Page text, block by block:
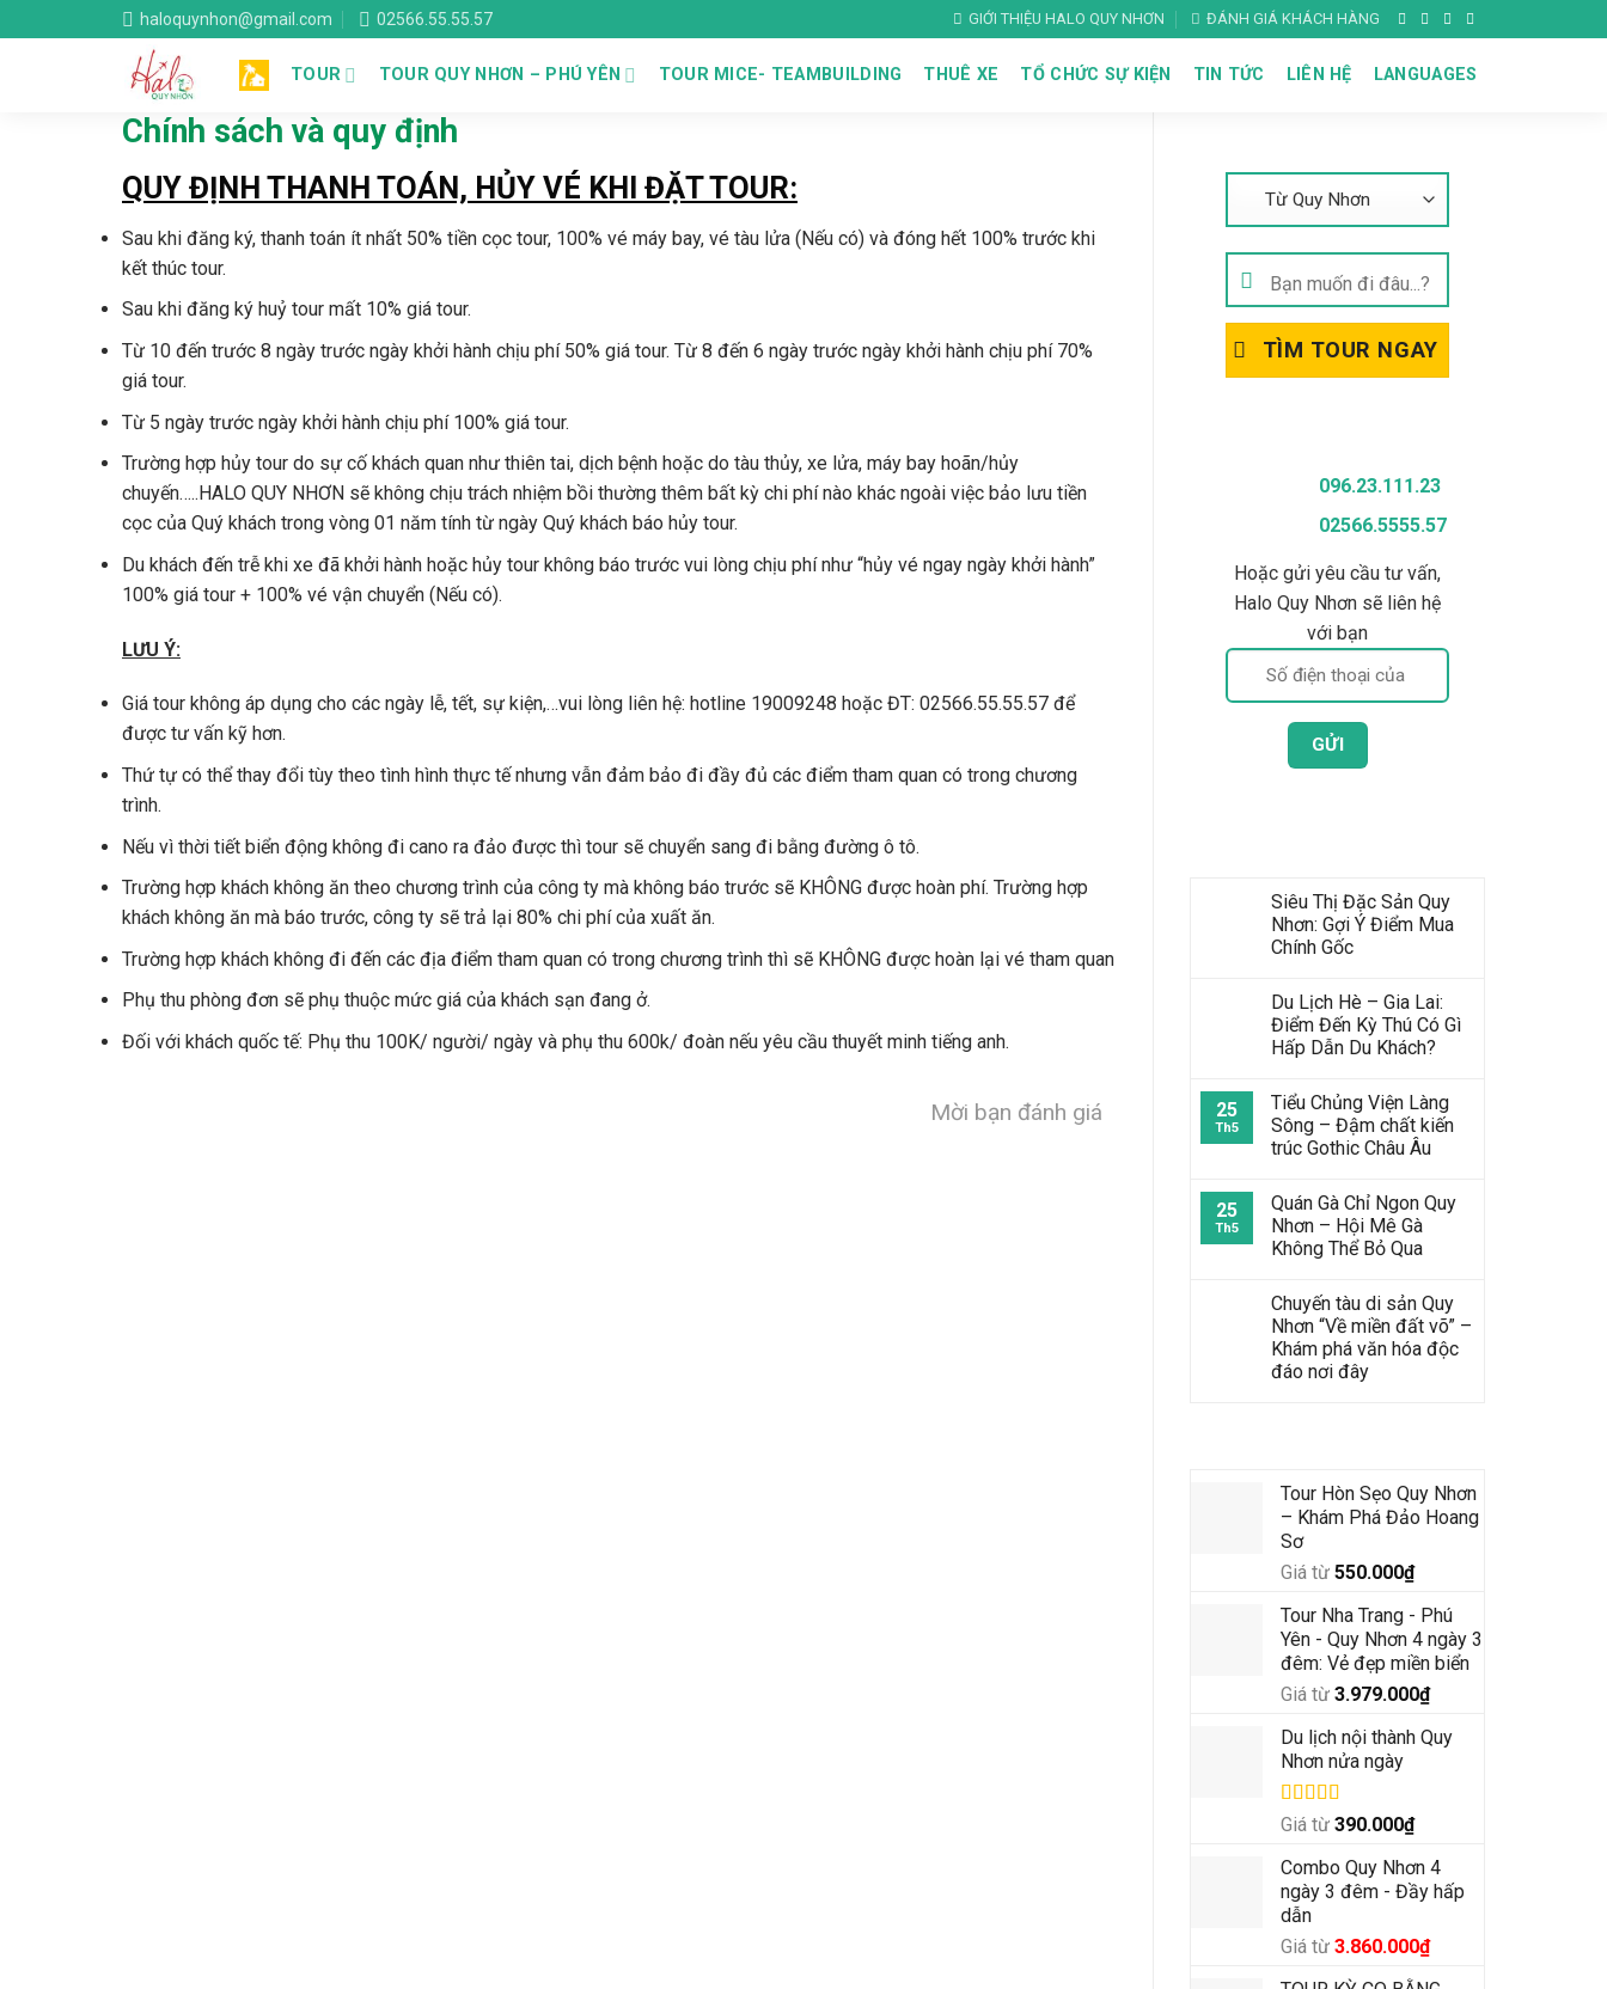
to
haloquynhon@gmail.com 02566.55.55.57 GIỚI THIỆU HALO QUY NHƠN ĐÁNH GIÁ KHÁCH HÀNG
TOUR TOUR QUY NHƠN – PHÚ YÊN TOUR MICE- TEAMBUILDING THUÊ XE TỔ CHỨC SỰ KIỆN TIN TỨC LIÊN HỆ LANGUAGES
Chính sách và quy định
QUY ĐỊNH THANH TOÁN, HỦY VÉ KHI ĐẶT TOUR:
Sau khi đăng ký, thanh toán ít nhất 50% tiền cọc tour, 100% vé máy bay, vé tàu lửa (Nếu có) và đóng hết 100% trước khi
kết thúc tour.
Sau khi đăng ký huỷ tour mất 10% giá tour.
Từ 10 đến trước 8 ngày trước ngày khởi hành chịu phí 50% giá tour. Từ 8 đến 6 ngày trước ngày khởi hành chịu phí 70%
giá tour.
Từ 5 ngày trước ngày khởi hành chịu phí 100% giá tour.
Trường hợp hủy tour do sự cố khách quan như thiên tai, dịch bệnh hoặc do tàu thủy, xe lửa, máy bay hoãn/hủy
chuyến…..HALO QUY NHƠN sẽ không chịu trách nhiệm bồi thường thêm bất kỳ chi phí nào khác ngoài việc bảo lưu tiền
cọc của Quý khách trong vòng 01 năm tính từ ngày Quý khách báo hủy tour.
Du khách đến trễ khi xe đã khởi hành hoặc hủy tour không báo trước vui lòng chịu phí như “hủy vé ngay ngày khởi hành”
100% giá tour + 100% vé vận chuyển (Nếu có).
LƯU Ý:
Giá tour không áp dụng cho các ngày lễ, tết, sự kiện,…vui lòng liên hệ: hotline 19009248 hoặc ĐT: 02566.55.55.57 để
được tư vấn kỹ hơn.
Thứ tự có thể thay đổi tùy theo tình hình thực tế nhưng vẫn đảm bảo đi đầy đủ các điểm tham quan có trong chương
trình.
Nếu vì thời tiết biển động không đi cano ra đảo được thì tour sẽ chuyển sang đi bằng đường ô tô.
Trường hợp khách không ăn theo chương trình của công ty mà không báo trước sẽ KHÔNG được hoàn phí. Trường hợp
khách không ăn mà báo trước, công ty sẽ trả lại 80% chi phí của xuất ăn.
Trường hợp khách không đi đến các địa điểm tham quan có trong chương trình thì sẽ KHÔNG được hoàn lại vé tham quan
Phụ thu phòng đơn sẽ phụ thuộc mức giá của khách sạn đang ở.
Đối với khách quốc tế: Phụ thu 100K/ người/ ngày và phụ thu 600k/ đoàn nếu yêu cầu thuyết minh tiếng anh.
Mời bạn đánh giá
Tìm
kiếm:
TÌM TOUR NGAY
096.23.111.23
02566.5555.57
Hoặc gửi yêu cầu tư vấn,
Halo Quy Nhơn sẽ liên hệ
với bạn
Siêu Thị Đặc Sản Quy
Nhơn: Gợi Ý Điểm Mua
Chính Gốc
Du Lịch Hè – Gia Lai:
Điểm Đến Kỳ Thú Có Gì
Hấp Dẫn Du Khách?
25
Th5
Tiểu Chủng Viện Làng
Sông – Đậm chất kiến
trúc Gothic Châu Âu
25
Th5
Quán Gà Chỉ Ngon Quy
Nhơn – Hội Mê Gà
Không Thể Bỏ Qua
Chuyến tàu di sản Quy
Nhơn “Về miền đất võ” –
Khám phá văn hóa độc
đáo nơi đây
Tour Hòn Sẹo Quy Nhơn
– Khám Phá Đảo Hoang
Sơ
Giá từ 550.000₫
Tour Nha Trang - Phú
Yên - Quy Nhơn 4 ngày 3
đêm: Vẻ đẹp miền biển
Giá từ 3.979.000₫
Du lịch nội thành Quy
Nhơn nửa ngày
Được xếp
sao
Giá từ 390.000₫
Combo Quy Nhơn 4
ngày 3 đêm - Đầy hấp
dẫn
Giá từ Giá
3.860.000₫Giá